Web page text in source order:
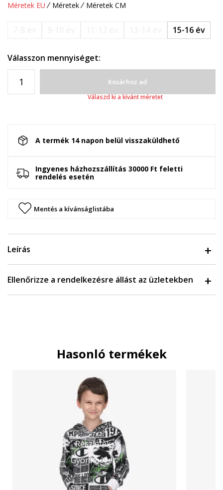
Méretek EU Méretek Méretek CM
15-16 év
Válasszon mennyiséget:
Kosárhoz ad
Válaszd ki a kívánt méretet
A termék 14 napon belül visszaküldhető
Ingyenes házhozszállítás 30000 Ft feletti
rendelés esetén
Mentés a kívánságlistába
Leírás
Ellenőrizze a rendelkezésre állást az üzletekben
Hasonló termékek
Részletek
Gyors nézet